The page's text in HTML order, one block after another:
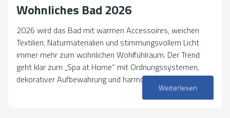
Wohnliches Bad 2026
2026 wird das Bad mit warmen Accessoires, weichen
Textilien, Naturmaterialien und stimmungsvollem Licht
immer mehr zum wohnlichen Wohlfühlraum. Der Trend
geht klar zum „Spa at Home“ mit Ordnungssystemen,
dekorativer Aufbewahrung und harmonischen…
Weiterlesen